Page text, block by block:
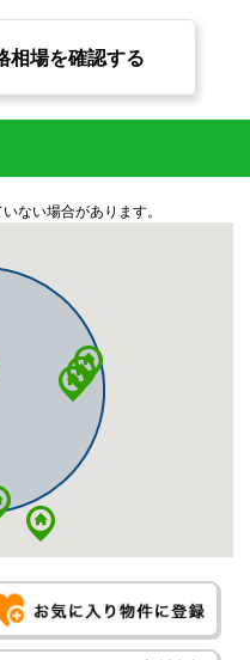
相場を確認する
ない場合があります。